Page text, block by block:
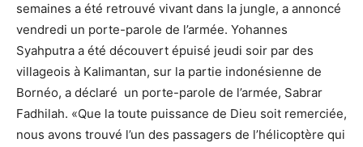
semaines a été retrouvé vivant dans la jungle, a annoncé
vendredi un porte-parole de l’armée. Yohannes
Syahputra a été découvert épuisé jeudi soir par des
villageois à Kalimantan, sur la partie indonésienne de
Bornéo, a déclaré un porte-parole de l’armée, Sabrar
Fadhilah. «Que la toute puissance de Dieu soit remerciée,
nous avons trouvé l’un des passagers de l’hélicoptère qui